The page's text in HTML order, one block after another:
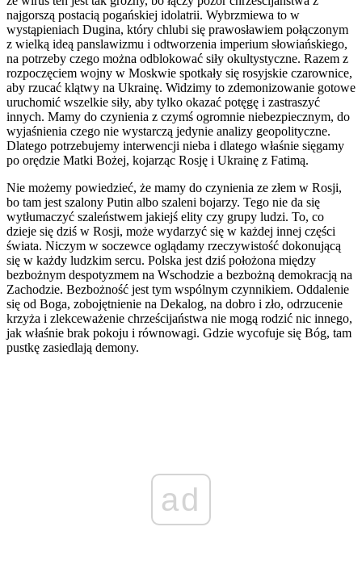
najgorszą postacią pogańskiej idolatrii. Wybrzmiewa to w
wystąpieniach Dugina, który chlubi się prawosławiem połączonym
z wielką ideą panslawizmu i odtworzenia imperium słowiańskiego,
na potrzeby czego można odblokować siły okultystyczne. Razem z
rozpoczęciem wojny w Moskwie spotkały się rosyjskie czarownice,
aby rzucać klątwy na Ukrainę. Widzimy to zdemonizowanie gotowe
uruchomić wszelkie siły, aby tylko okazać potęgę i zastraszyć
innych. Mamy do czynienia z czymś ogromnie niebezpiecznym, do
wyjaśnienia czego nie wystarczą jedynie analizy geopolityczne.
Dlatego potrzebujemy interwencji nieba i dlatego właśnie sięgamy
po orędzie Matki Bożej, kojarząc Rosję i Ukrainę z Fatimą.
Nie możemy powiedzieć, że mamy do czynienia ze złem w Rosji,
bo tam jest szalony Putin albo szaleni bojarzy. Tego nie da się
wytłumaczyć szaleństwem jakiejś elity czy grupy ludzi. To, co
dzieje się dziś w Rosji, może wydarzyć się w każdej innej części
świata. Niczym w soczewce oglądamy rzeczywistość dokonującą
się w każdy ludzkim sercu. Polska jest dziś położona między
bezbożnym despotyzmem na Wschodzie a bezbożną demokracją na
Zachodzie. Bezbożność jest tym wspólnym czynnikiem. Oddalenie
się od Boga, zobojętnienie na Dekalog, na dobro i zło, odrzucenie
krzyża i zlekceważenie chrześcijaństwa nie mogą rodzić nic innego,
jak właśnie brak pokoju i równowagi. Gdzie wycofuje się Bóg, tam
pustkę zasiedlają demony.
ad